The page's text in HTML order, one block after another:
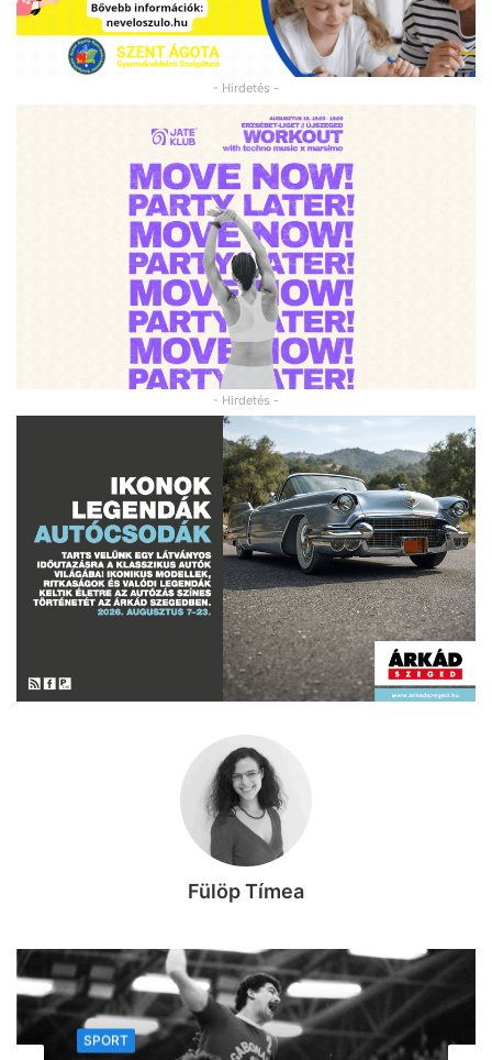
- Hirdetés -
- Hirdetés -
Fülöp Tímea
SPORT